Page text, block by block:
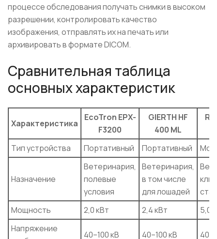
процессе обследования получать снимки в высоком
разрешении, контролировать качество
изображения, отправлять их на печать или
архивировать в формате DICOM.
Сравнительная таблица
основных характеристик
Характеристика
EcoTron EPX-
F3200
GIERTH HF
400 ML
Тип устройства Портативный Портативный
Назначение
Ветеринария,
полевые
условия
Ветеринария,
в том числе
для лошадей
Мощность
2,0 кВт 2,4 кВт
5,0
Напряжение
40–100 кВ 40–100 кВ